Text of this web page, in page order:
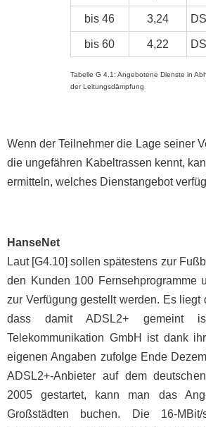
bis 46 3,24
bis 60 4,22
Tabelle G 4.1: Angebotene Dienste in
der Leitungsdämpfung
Wenn der Teilnehmer die Lage seiner
die ungefähren Kabeltrassen kennt,
ermitteln, welches Dienstangebot
HanseNet
Laut [G4.10] sollen spätestens zur
den Kunden 100 Fernsehprogramme
zur Verfügung gestellt werden. Es liegt
dass damit ADSL2+ gemeint
Telekommunikation GmbH ist dank
eigenen Angaben zufolge Ende
ADSL2+-Anbieter auf dem
2005 gestartet, kann man das
Großstädten buchen. Die 16-